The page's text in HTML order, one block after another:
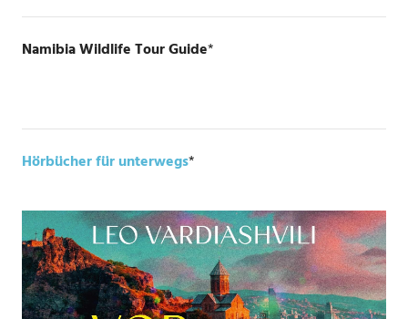
Namibia Wildlife Tour Guide*
Hörbücher für unterwegs*